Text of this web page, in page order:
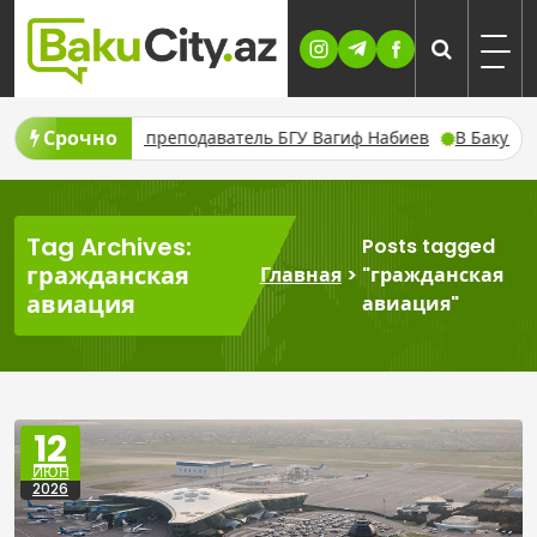
Skip
content
Срочно
скончался преподаватель БГУ Вагиф Набиев В Баку и
Tag Archives:
гражданская
авиация
Главная>
Posts tagged
"гражданская
авиация"
12
ИЮН
2026